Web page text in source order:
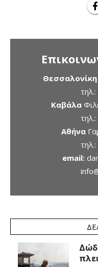
Θεσσαλονίκη
τηλ.:
Καβάλα
τηλ.:
Αθήνα
τηλ.:
email: